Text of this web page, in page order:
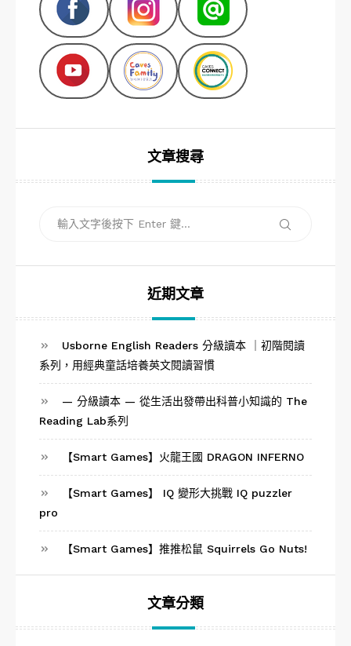
文章搜尋
搜
近期文章
Usborne English Readers 分級讀本 ｜初階閱讀
系列，用經典童話培養英文閱讀習慣
— 分級讀本 — 從生活出發帶出科普小知識的 The
Reading Lab系列
【Smart Games】火龍王國 DRAGON INFERNO
【Smart Games】 IQ 變形大挑戰 IQ puzzler
pro
【Smart Games】推推松鼠 Squirrels Go Nuts!
文章分類